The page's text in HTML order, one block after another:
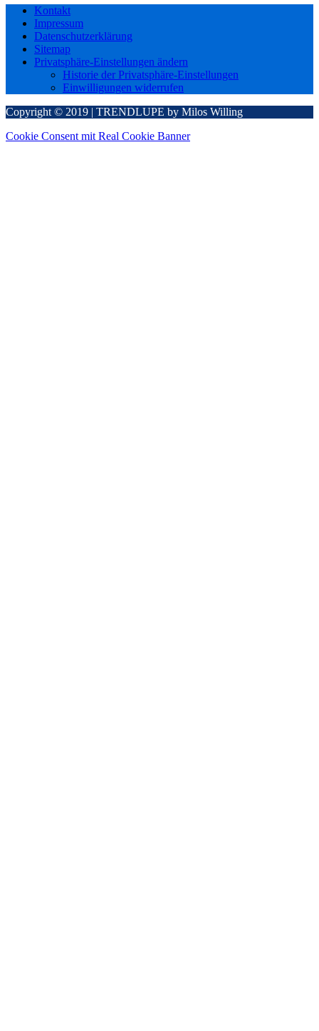
Kontakt
Impressum
Datenschutzerklärung
Sitemap
Privatsphäre-Einstellungen ändern
Historie der Privatsphäre-Einstellungen
Einwilligungen widerrufen
Copyright © 2019 | TRENDLUPE by Milos Willing
Cookie Consent mit Real Cookie Banner